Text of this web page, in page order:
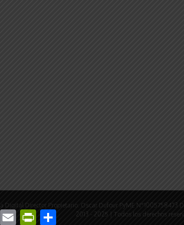
Digital Director Propietario: Oscar Dufour PyME
2013 - 2025 | Todos los derechos
LinkedInEmail PrintFriendlyCompartir